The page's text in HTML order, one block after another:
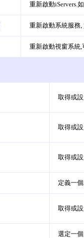
重新啟動iServers.
重新啟動系統服務
重新啟動視窗系統,
取得或
取得或
取得或
定義一
取得或
選定一